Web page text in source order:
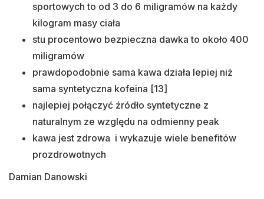
sportowych to od 3 do 6 miligramów na każdy
kilogram masy ciała
stu procentowo bezpieczna dawka to około 400
miligramów
prawdopodobnie sama kawa działa lepiej niż
sama syntetyczna kofeina [13]
najlepiej połączyć źródło syntetyczne z
naturalnym ze względu na odmienny peak
kawa jest zdrowa i wykazuje wiele benefitów
prozdrowotnych
Damian Danowski